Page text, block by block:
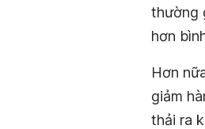
thường
hơn
Hơn
giảm
thải ra